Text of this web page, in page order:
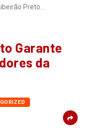
Preto…
Garante
da